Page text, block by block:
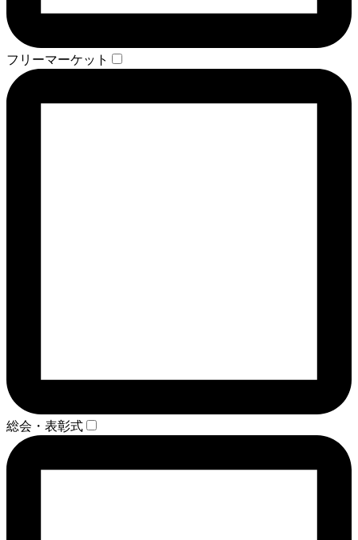
フリーマーケット
総会・表彰式